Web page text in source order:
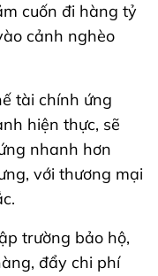
cuốn đi hàng tỷ
cảnh nghèo
tài chính ứng
hiện thực, sẽ
nhanh hơn
với thương mại
trường bảo hộ,
đẩy chi phí